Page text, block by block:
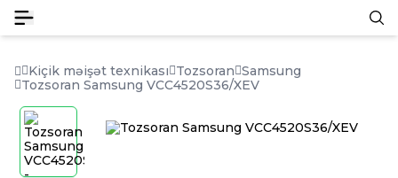
Kiçik məişət texnikası Tozsoran Samsung
Tozsoran Samsung VCC4520S36/XEV